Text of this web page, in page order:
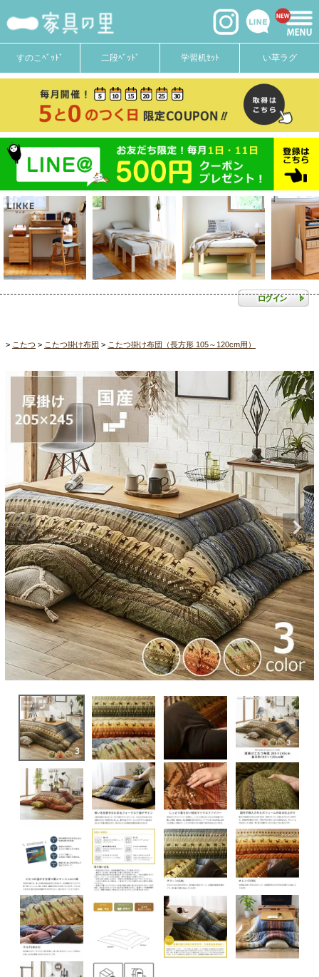
すのこﾍﾞｯﾄﾞ 二段ﾍﾞｯﾄﾞ 学習机ｾｯﾄ い草ラグ
こたつ こたつ掛け布団 こたつ掛け布団（長方形 105～120cm用）